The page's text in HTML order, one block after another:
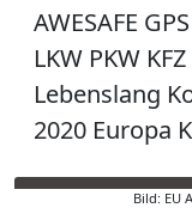
AWESAFE
LKW PKW
Lebenslang
2020 Europa
Bild: EU